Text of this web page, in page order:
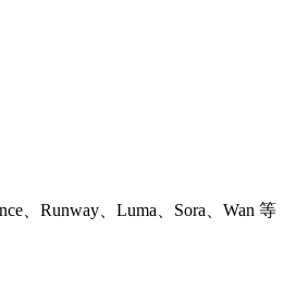
、Runway、Luma、Sora、Wan 等